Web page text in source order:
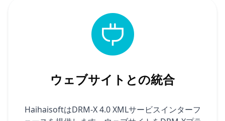
ウェブサイトとの統合
HaihaisoftはDRM-X 4.0 XMLサービスインターフ